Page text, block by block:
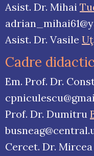
Asist. Dr. Mihai
Asist. Dr. Vasile
Cadre
Em. Prof. Dr.
Prof. Dr. Dumitru
Cercet. Dr. Mircea